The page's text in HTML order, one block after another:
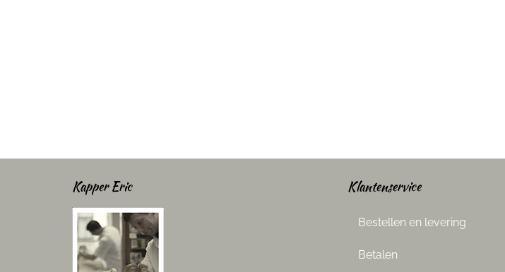
Kapper Eric Klantenservice
Bestellen en levering
Betalen